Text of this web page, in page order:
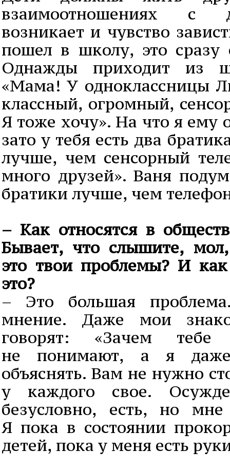
взаимоотношениях с
возникает и чувство
пошел в школу, это сразу
Однажды приходит из
«Мама! У одноклассницы
классный, огромный,
Я тоже хочу». На что я ему
зато у тебя есть два
лучше, чем сенсорный
много друзей». Ваня
братики лучше, чем
– Как относятся в
Бывает, что слышите,
это твои проблемы? И
это?
– Это большая
мнение. Даже мои
говорят: «Зачем тебе
не понимают, а я
объяснять. Вам не нужно
у каждого свое.
безусловно, есть, но
Я пока в состоянии
детей, пока у меня есть